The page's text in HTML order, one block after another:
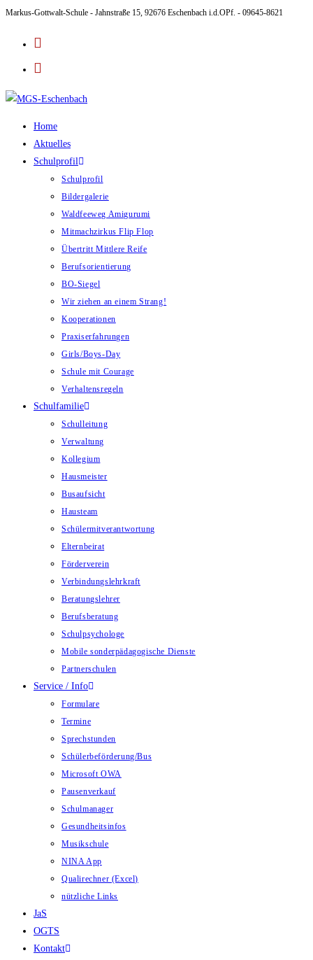
Zum
springen
Markus-Gottwalt-Schule - Jahnstraße 15, 92676 Eschenbach i.d.OPf. - 09645-8621
Home
Aktuelles
Schulprofil
Schulprofil
Bildergalerie
Waldfeeweg Amigurumi
Mitmachzirkus Flip Flop
Übertritt Mittlere Reife
Berufsorientierung
BO-Siegel
Wir ziehen an einem Strang!
Kooperationen
Praxiserfahrungen
Girls/Boys-Day
Schule mit Courage
Verhaltensregeln
Schulfamilie
Schulleitung
Verwaltung
Kollegium
Hausmeister
Busaufsicht
Hausteam
Schülermitverantwortung
Elternbeirat
Förderverein
Verbindungslehrkraft
Beratungslehrer
Berufsberatung
Schulpsychologe
Mobile sonderpädagogische Dienste
Partnerschulen
Service / Info
Formulare
Termine
Sprechstunden
Schülerbeförderung/Bus
Microsoft OWA
Pausenverkauf
Schulmanager
Gesundheitsinfos
Musikschule
NINA App
Qualirechner (Excel)
nützliche Links
JaS
OGTS
Kontakt